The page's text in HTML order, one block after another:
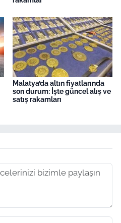
Malatya’da altın fiyatlarında
son durum: İşte güncel alış ve
satış rakamları